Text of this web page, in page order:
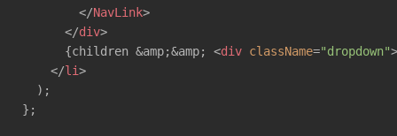
</NavLink>
</div>
      {children &amp;&amp;
<div className="dropdown">
</li>
  );
};